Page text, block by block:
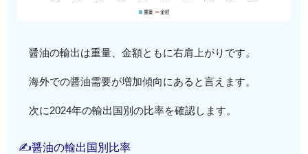
醤油の輸出は重量、金額ともに右肩上がりです。
海外での醤油需要が増加傾向にあると言えます。
次に2024年の輸出国別の比率を確認します。
✍醤油の輸出国別比率